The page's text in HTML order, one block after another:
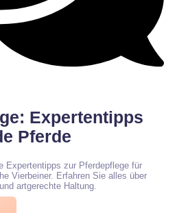
Expertentipps
Pferde
Expertentipps zur Pferdepflege für
Vierbeiner. Erfahren Sie alles über
artgerechte Haltung.